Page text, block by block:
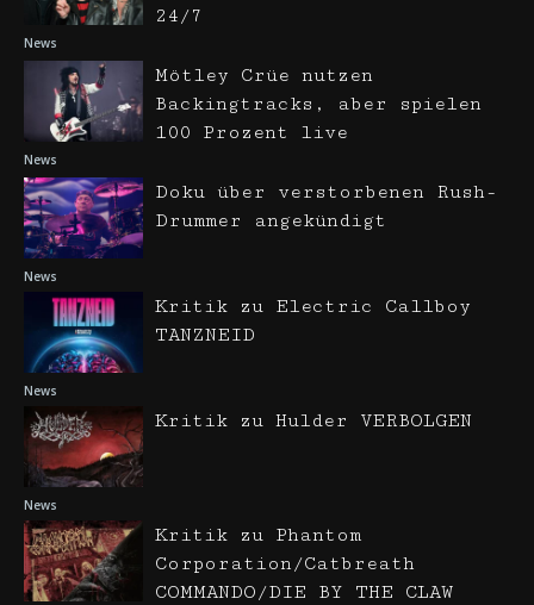
News
24/7
News
Mötley Crüe nutzen
Backingtracks, aber spielen
100 Prozent live
News
Doku über verstorbenen Rush-
Drummer angekündigt
News
Kritik zu Electric Callboy
TANZNEID
News
Kritik zu Hulder VERBOLGEN
Kritik zu Phantom
Corporation/Catbreath
COMMANDO/DIE BY THE CLAW